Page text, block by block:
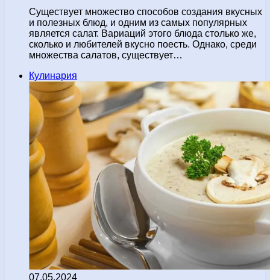
Существует множество способов создания вкусных
и полезных блюд, и одним из самых популярных
является салат. Вариаций этого блюда столько же,
сколько и любителей вкусно поесть. Однако, среди
множества салатов, существует…
Кулинария
07.05.2024